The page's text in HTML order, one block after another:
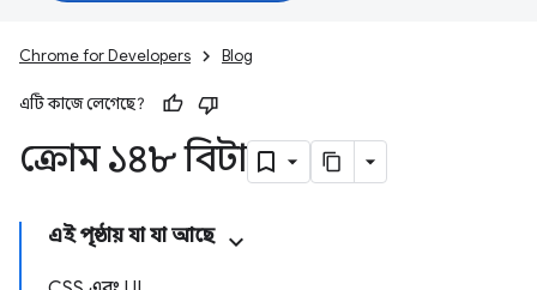
Chrome for Developers Blog
এটি কাজে লেগেছে?
ক্রোম ১৪৮ বিটা
এই পৃষ্ঠায় যা যা আছে